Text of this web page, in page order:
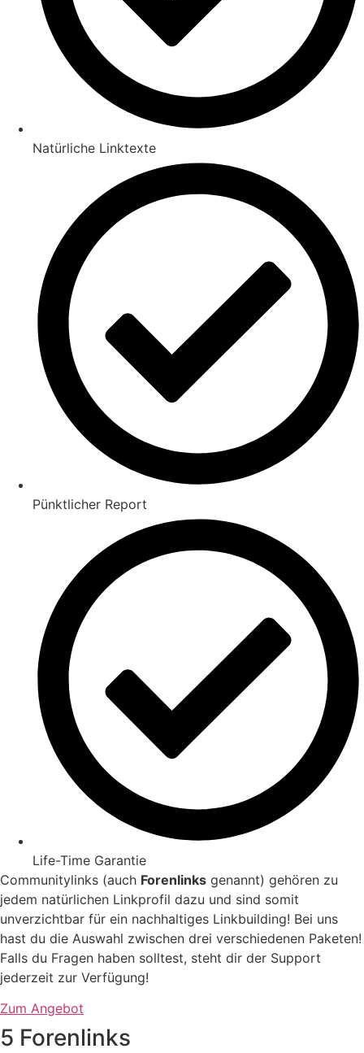
Natürliche Linktexte
Pünktlicher Report
Life-Time Garantie
Communitylinks (auch Forenlinks genannt) gehören zu
jedem natürlichen Linkprofil dazu und sind somit
unverzichtbar für ein nachhaltiges Linkbuilding! Bei uns
hast du die Auswahl zwischen drei verschiedenen Paketen!
Falls du Fragen haben solltest, steht dir der Support
jederzeit zur Verfügung!
Zum Angebot
5 Forenlinks